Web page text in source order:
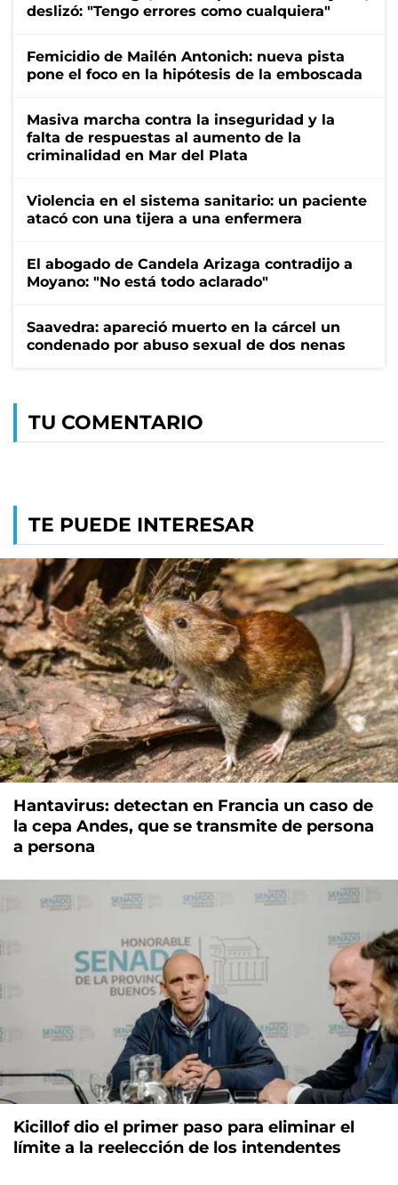
deslizó: "Tengo errores como cualquiera"
Femicidio de Mailén Antonich: nueva pista
pone el foco en la hipótesis de la emboscada
Masiva marcha contra la inseguridad y la
falta de respuestas al aumento de la
criminalidad en Mar del Plata
Violencia en el sistema sanitario: un paciente
atacó con una tijera a una enfermera
El abogado de Candela Arizaga contradijo a
Moyano: "No está todo aclarado"
Saavedra: apareció muerto en la cárcel un
condenado por abuso sexual de dos nenas
TU COMENTARIO
TE PUEDE INTERESAR
Hantavirus: detectan en Francia un caso de
la cepa Andes, que se transmite de persona
a persona
Kicillof dio el primer paso para eliminar el
límite a la reelección de los intendentes